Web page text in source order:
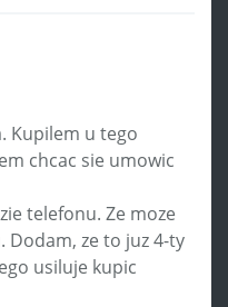
Kupilem u tego
chcac sie umowic
telefonu. Ze moze
Dodam, ze to juz 4-ty
usiluje kupic